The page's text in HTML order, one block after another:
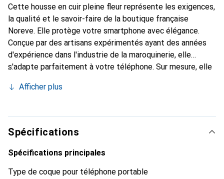
Cette housse en cuir pleine fleur représente les exigences,
la qualité et le savoir-faire de la boutique française
Noreve. Elle protège votre smartphone avec élégance.
Conçue par des artisans expérimentés ayant des années
d'expérience dans l'industrie de la maroquinerie, elle
s'adapte parfaitement à votre téléphone. Sur mesure, elle
peau. Elle devient l'accessoire chic et indispensable pour
produits de haute qualité, la marque Noreve est un choix
fiable pour une clientèle exigeante.
Afficher plus
Spécifications
Spécifications principales
Type de coque pour téléphone portable